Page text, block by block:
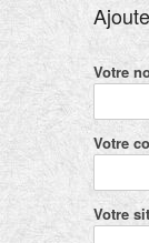
Votre
Votre
Votre